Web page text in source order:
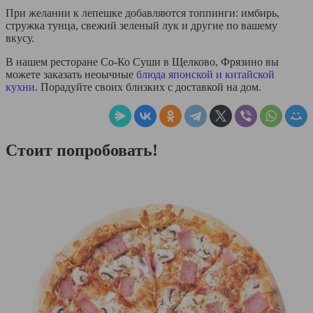
При желании к лепешке добавляются топпинги: имбирь,
стружка тунца, свежий зеленый лук и другие по вашему
вкусу.
В нашем ресторане Со-Ко Суши в Щелково, Фрязино вы
можете заказать неоычные блюда японской и китайской
кухни. Порадуйте своих близких с доставкой на дом.
Стоит попробовать!